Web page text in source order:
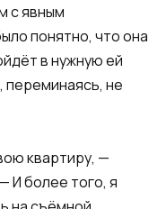
с явным
понятно, что она
в нужную ей
не
квартиру, —
И более того, я